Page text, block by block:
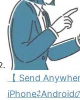
【 Send
iPhone⇄Android